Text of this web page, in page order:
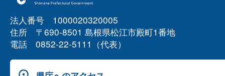
法人番号 1000020320005
住所 〒690-8501 島根県松江市殿町1番地
電話 0852-22-5111（代表）